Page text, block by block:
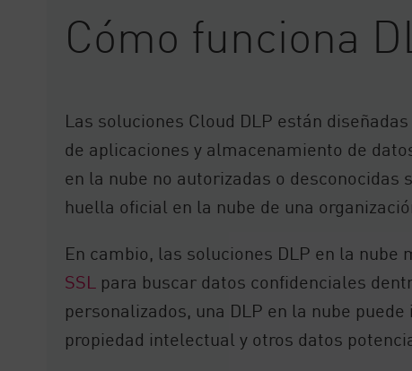
Cómo funciona
Las soluciones Cloud DLP están
de aplicaciones y almacenamiento de
en la nube no autorizadas o
huella oficial en la nube de una
En cambio, las soluciones DLP en la
SSL para buscar datos confidenciales
personalizados, una DLP en la nube
propiedad intelectual y otros datos